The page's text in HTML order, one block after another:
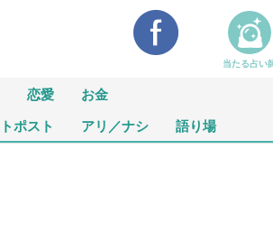
恋愛 お金
ポスト アリ／ナシ 語り場
当たる占い